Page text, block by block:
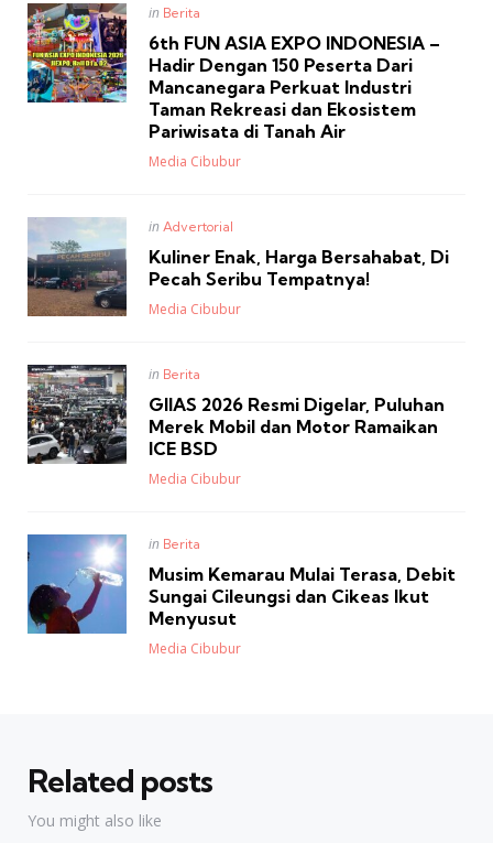
Posted
in
in Berita
6th FUN ASIA EXPO INDONESIA –
Hadir Dengan 150 Peserta Dari
Mancanegara Perkuat Industri
Taman Rekreasi dan Ekosistem
Pariwisata di Tanah Air
Posted
Media Cibubur
Posted
in Advertorial
Kuliner Enak, Harga Bersahabat, Di
Pecah Seribu Tempatnya!
Posted
Media Cibubur
Posted
in Berita
GIIAS 2026 Resmi Digelar, Puluhan
Merek Mobil dan Motor Ramaikan
ICE BSD
Posted
Media Cibubur
Posted
in Berita
Musim Kemarau Mulai Terasa, Debit
Sungai Cileungsi dan Cikeas Ikut
Menyusut
Posted
Media Cibubur
Related posts
You might also like